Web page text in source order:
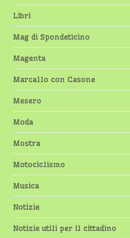
Libri
Mag di Spondeticino
Magenta
Marcallo con Casone
Mesero
Moda
Mostra
Motociclismo
Musica
Notizie
Notizie utili per il cittadino